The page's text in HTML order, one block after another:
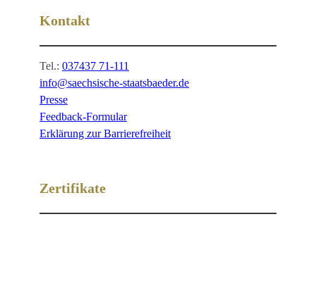
Kontakt
Tel.: 037437 71-111
info@saechsische-staatsbaeder.de
Presse
Feedback-Formular
Erklärung zur Barrierefreiheit
Zertifikate